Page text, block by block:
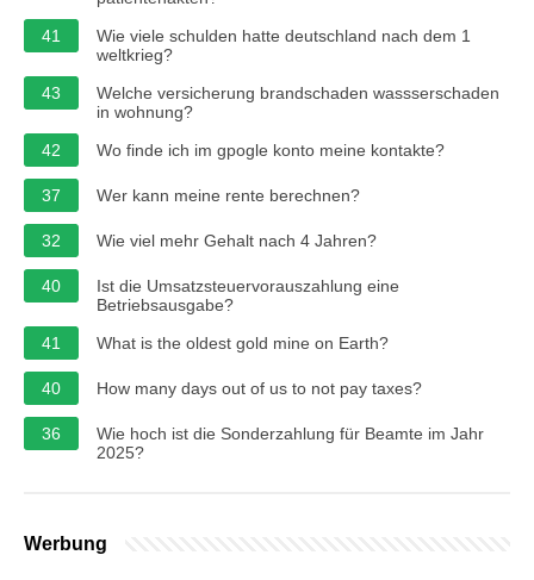
41
Wie viele schulden hatte deutschland nach dem 1
weltkrieg?
43
Welche versicherung brandschaden wassserschaden
in wohnung?
42
Wo finde ich im gpogle konto meine kontakte?
37 Wer kann meine rente berechnen?
32 Wie viel mehr Gehalt nach 4 Jahren?
40
Ist die Umsatzsteuervorauszahlung eine
Betriebsausgabe?
41
What is the oldest gold mine on Earth?
40 How many days out of us to not pay taxes?
36
Wie hoch ist die Sonderzahlung für Beamte im Jahr
2025?
Werbung